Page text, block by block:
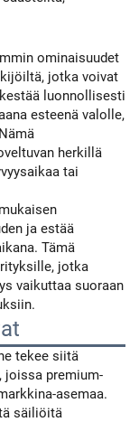
ominaisuudet
jotka voivat
luonnollisesti
esteenä valolle,
herkillä
tai
ja estää
Tämä
jotka
vaikuttaa suoraan
tekee siitä
joissa premium-
asemaa.
säiliöitä